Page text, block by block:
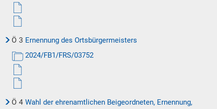
Ö 3 Ernennung des Ortsbürgermeisters
2024/FB1/FRS/03752
Ö 4 Wahl der ehrenamtlichen Beigeordneten, Ernennung,